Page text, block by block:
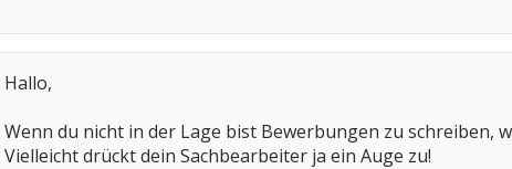
Hallo,
Wenn du nicht in der Lage bist Bewerbungen zu schreiben,
Vielleicht drückt dein Sachbearbeiter ja ein Auge zu!